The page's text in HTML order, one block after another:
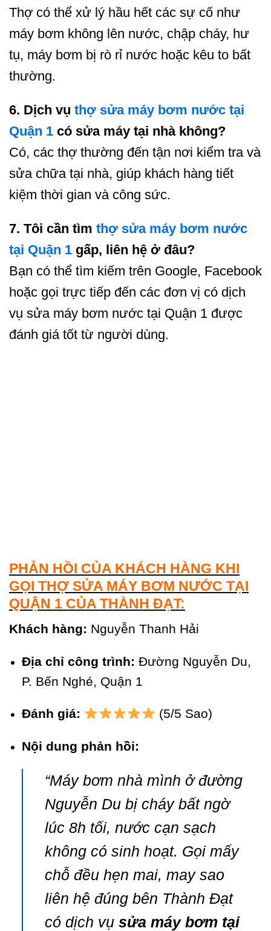
Thợ có thể xử lý hầu hết các sự cố như
máy bơm không lên nước, chập cháy, hư
tụ, máy bơm bị rò rỉ nước hoặc kêu to bất
thường.
6. Dịch vụ thợ sửa máy bơm nước tại
Quận 1 có sửa máy tại nhà không?
Có, các thợ thường đến tận nơi kiểm tra và
sửa chữa tại nhà, giúp khách hàng tiết
kiệm thời gian và công sức.
7. Tôi cần tìm thợ sửa máy bơm nước
tại Quận 1 gấp, liên hệ ở đâu?
Bạn có thể tìm kiếm trên Google, Facebook
hoặc gọi trực tiếp đến các đơn vị có dịch
vụ sửa máy bơm nước tại Quận 1 được
đánh giá tốt từ người dùng.
PHẢN HỒI CỦA KHÁCH HÀNG KHI
GỌI THỢ SỬA MÁY BƠM NƯỚC TẠI
QUẬN 1 CỦA THÀNH ĐẠT:
Khách hàng: Nguyễn Thanh Hải
Địa chỉ công trình: Đường Nguyễn Du,
P. Bến Nghé, Quận 1
Đánh giá: (5/5 Sao)
Nội dung phản hồi:
“Máy bơm nhà mình ở đường
Nguyễn Du bị cháy bất ngờ
lúc 8h tối, nước cạn sạch
không có sinh hoạt. Gọi mấy
chỗ đều hẹn mai, may sao
liên hệ đúng bên Thành Đạt
có dịch vụ sửa máy bơm tại